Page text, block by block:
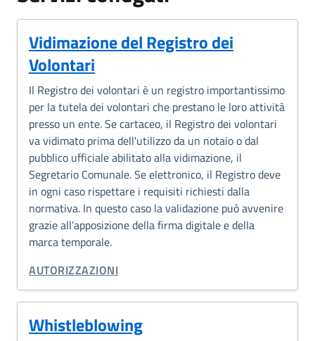
Vidimazione del Registro dei
Volontari
Il Registro dei volontari è un registro importantissimo
per la tutela dei volontari che prestano le loro attività
presso un ente. Se cartaceo, il Registro dei volontari
va vidimato prima dell'utilizzo da un notaio o dal
pubblico ufficiale abilitato alla vidimazione, il
Segretario Comunale. Se elettronico, il Registro deve
in ogni caso rispettare i requisiti richiesti dalla
normativa. In questo caso la validazione può avvenire
grazie all’apposizione della firma digitale e della
marca temporale.
CATEGORIA CORRELATA:
AUTORIZZAZIONI
Whistleblowing